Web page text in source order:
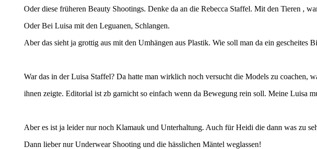
Oder diese früheren Beauty Shootings. Denke da an die Rebecca Staffel. Mit den Tieren ,
Oder Bei Luisa mit den Leguanen, Schlangen.
Aber das sieht ja grottig aus mit den Umhängen aus Plastik. Wie soll man da ein gescheites
War das in der Luisa Staffel? Da hatte man wirklich noch versucht die Models zu coachen,
ihnen zeigte. Editorial ist zb garnicht so einfach wenn da Bewegung rein soll. Meine Luisa
Aber es ist ja leider nur noch Klamauk und Unterhaltung. Auch für Heidi die dann was zu
Dann lieber nur Underwear Shooting und die hässlichen Mäntel weglassen!